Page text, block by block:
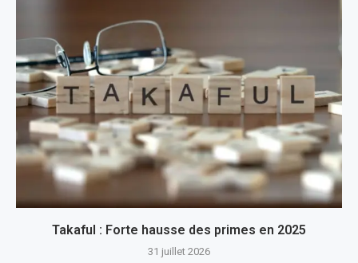
Takaful : Forte hausse des primes en 2025
31 juillet 2026